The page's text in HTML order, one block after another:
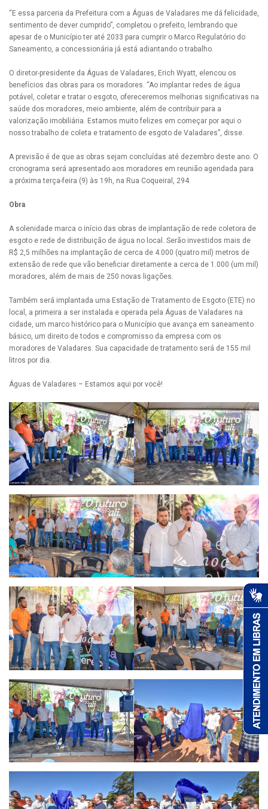
“E essa parceria da Prefeitura com a Águas de Valadares me dá felicidade,
sentimento de dever cumprido”, completou o prefeito, lembrando que
apesar de o Município ter até 2033 para cumprir o Marco Regulatório do
Saneamento, a concessionária já está adiantando o trabalho.
O diretor-presidente da Águas de Valadares, Erich Wyatt, elencou os
benefícios das obras para os moradores. “Ao implantar redes de água
potável, coletar e tratar o esgoto, ofereceremos melhorias significativas na
saúde dos moradores, meio ambiente, além de contribuir para a
valorização imobiliária. Estamos muito felizes em começar por aqui o
nosso trabalho de coleta e tratamento de esgoto de Valadares”, disse.
A previsão é de que as obras sejam concluídas até dezembro deste ano. O
cronograma será apresentado aos moradores em reunião agendada para
a próxima terça-feira (9) às 19h, na Rua Coqueiral, 294.
Obra
A solenidade marca o início das obras de implantação de rede coletora de
esgoto e rede de distribuição de água no local. Serão investidos mais de
R$ 2,5 milhões na implantação de cerca de 4.000 (quatro mil) metros de
extensão de rede que vão beneficiar diretamente a cerca de 1.000 (um mil)
moradores, além de mais de 250 novas ligações.
Também será implantada uma Estação de Tratamento de Esgoto (ETE) no
local, a primeira a ser instalada e operada pela Águas de Valadares na
cidade, um marco histórico para o Município que avança em saneamento
básico, um direito de todos e compromisso da empresa com os
moradores de Valadares. Sua capacidade de tratamento será de 155 mil
litros por dia.
Águas de Valadares – Estamos aqui por você!